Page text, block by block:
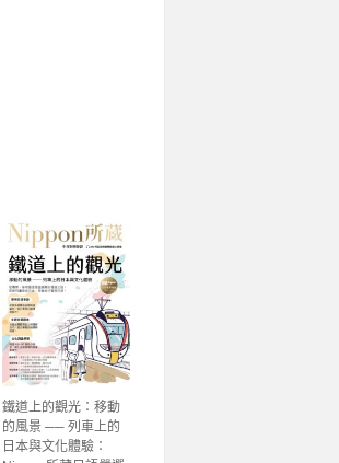
鐵道上的觀光：移動
的風景 ── 列車上的
日本與文化體驗：